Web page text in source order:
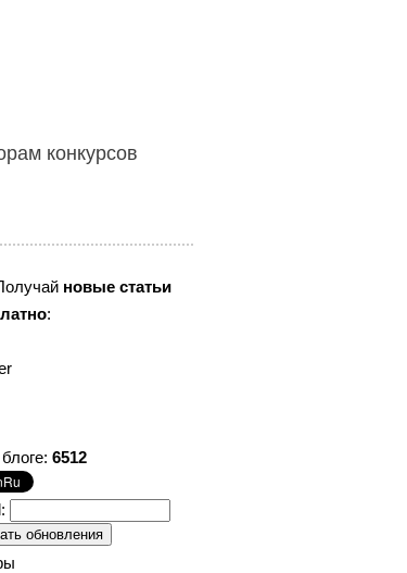
конкурсов
новые статьи
:
6512